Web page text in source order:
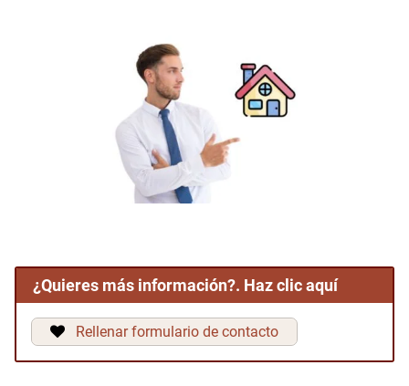
¿Quieres más información?. Haz clic aquí
Rellenar formulario de contacto